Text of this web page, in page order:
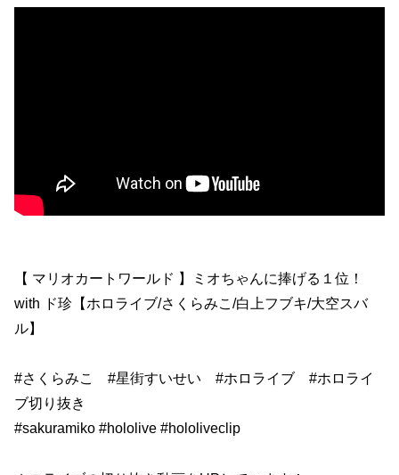
【 マリオカートワールド 】ミオちゃんに捧げる１位！
with ド珍【ホロライブ/さくらみこ/白上フブキ/大空スバ
ル】
#さくらみこ #星街すいせい #ホロライブ #ホロライ
ブ切り抜き
#sakuramiko #hololive #hololiveclip